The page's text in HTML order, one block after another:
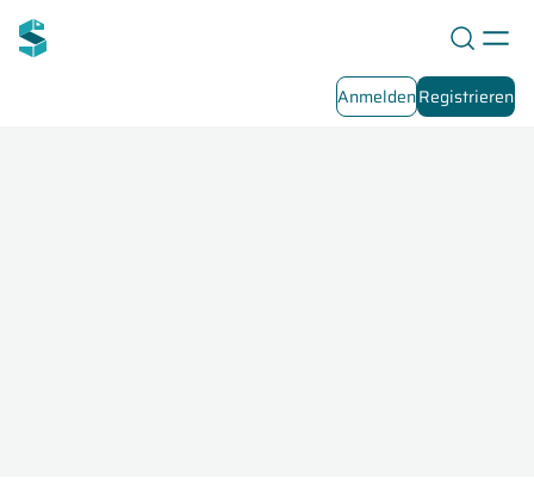
AnmeldenRegistrieren